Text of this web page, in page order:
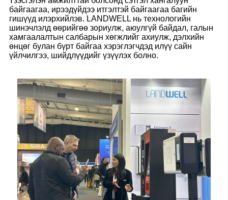
байгаагаа, ирээдүйдээ итгэлтэй байгаагаа багийн
гишүүд илэрхийлэв. LANDWELL нь технологийн
шинэчлэлд өөрийгөө зориулж, аюулгүй байдал, галын
хамгаалалтын салбарын хөгжлийг ахиулж, дэлхийн
өнцөг булан бүрт байгаа хэрэглэгчдэд илүү сайн
үйлчилгээ, шийдлүүдийг үзүүлэх болно.